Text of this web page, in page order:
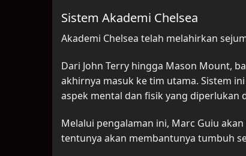
Sistem Akademi Chelsea
Akademi Chelsea telah melahirkan
Dari John Terry hingga Mason Mount,
akhirnya masuk ke tim utama. Sistem
aspek mental dan fisik yang diperlukan
Melalui pengalaman ini, Marc Guiu
tentunya akan membantunya tumbuh